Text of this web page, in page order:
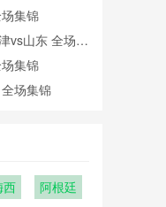
集锦
vs山东 全场录
集锦
场集锦
西 阿根廷